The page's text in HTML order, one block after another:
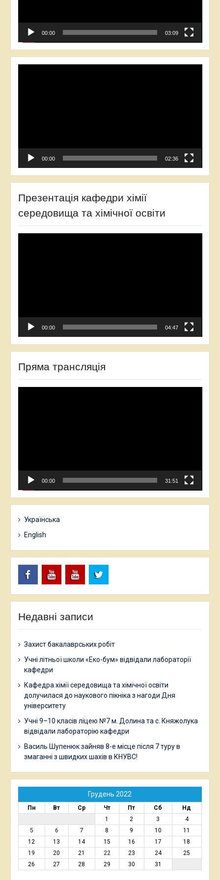
00:00 03:09
00:00 02:36
Презентація кафедри хімії
середовища та хімічної освіти
00:00 04:47
Пряма трансляція
00:00 31:51
Українська
English
PU
Медіа
Недавні записи
Захист бакалаврських робіт
Учні літньої школи «Еко-бум» відвідали лабораторії
кафедри
Кафедра хімії середовища та хімічної освіти
долучилася до наукового пікніка з нагоди Дня
університету
Учні 9–10 класів ліцею №7 м. Долина та с. Княжолука
відвідали лабораторію кафедри
Василь Шупенюк зайняв 8-е місце після 7 туру в
змаганні з швидких шахів в КНУВС!
Грудень 2022
Пн Вт Ср Чт Пт Сб
Нд
1
2 3
4
5
6 7 8 9 10
11
12
13 14 15 16 17
18
19
20 21 22 23 24
25
26
27 28 29 30 31